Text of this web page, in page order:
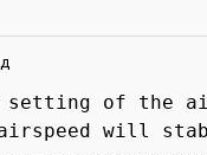
setting of the
will